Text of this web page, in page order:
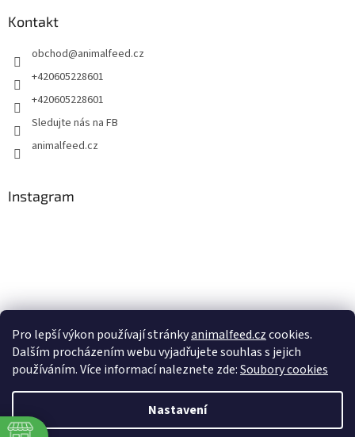
Pro lepší výkon používají stránkyanimalfeed.czcookies.
Dalším procházením webu vyjadřujete souhlas s jejich
používáním. Více informací naleznete zde:Soubory cookies
Nastavení
Kontakt
obchod@animalfeed.cz
+420605228601
+420605228601
Sledujte nás na FB
animalfeed.cz
Instagram
Sledovat na Instagramu
Vytvořil Shoptet